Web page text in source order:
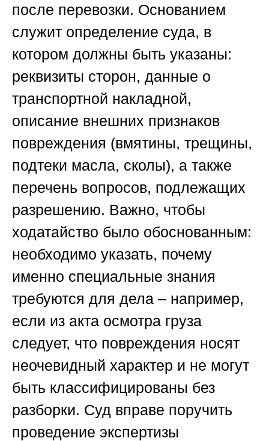
после перевозки. Основанием
служит определение суда, в
котором должны быть указаны:
реквизиты сторон, данные о
транспортной накладной,
описание внешних признаков
повреждения (вмятины, трещины,
подтеки масла, сколы), а также
перечень вопросов, подлежащих
разрешению. Важно, чтобы
ходатайство было обоснованным:
необходимо указать, почему
именно специальные знания
требуются для дела – например,
если из акта осмотра груза
следует, что повреждения носят
неочевидный характер и не могут
быть классифицированы без
разборки. Суд вправе поручить
проведение экспертизы